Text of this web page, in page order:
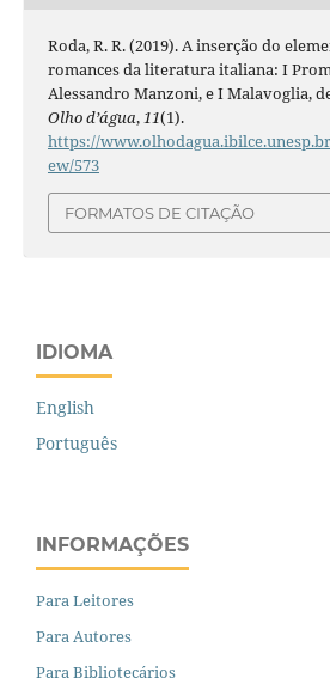
Roda, R. R. (2019). A inserção do
romances da literatura italiana: I
Alessandro Manzoni, e I Malavoglia,
Olho d’água, 11(1).
https://
ew/573
FORMATOS DE CITAÇÃO
IDIOMA
English
Português
INFORMAÇÕES
Para Leitores
Para Autores
Para Bibliotecários